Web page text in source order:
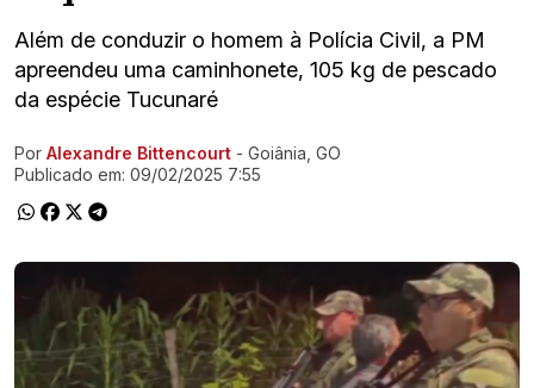
Além de conduzir o homem à Polícia Civil, a PM
apreendeu uma caminhonete, 105 kg de pescado
da espécie Tucunaré
Ir direto pra matéria
Por Alexandre Bittencourt - Goiânia, GO
Publicado em: 09/02/2025 7:55